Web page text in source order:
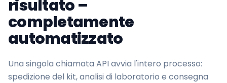
risultato –
completamente
automatizzato
Una singola chiamata API avvia l'intero processo:
spedizione del kit, analisi di laboratorio e consegna